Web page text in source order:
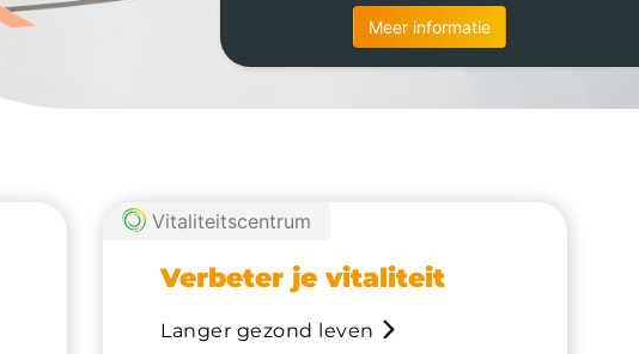
Meer informatie
Vitaliteitscentrum
Verbeter je vitaliteit
Langer gezond leven